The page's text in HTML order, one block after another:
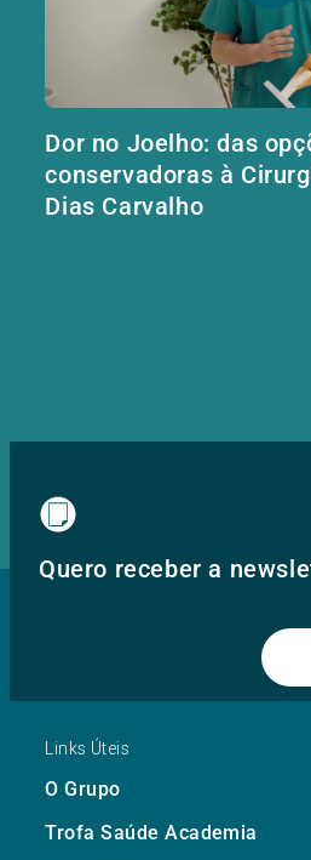
Dor no Joelho: das
conservadoras à
Dias Carvalho
Quero receber a
Links Úteis
O Grupo
Trofa Saúde Academia